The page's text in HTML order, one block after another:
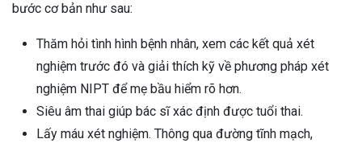
bước cơ bản như sau:
Thăm hỏi tình hình bệnh nhân, xem các kết quả xét
nghiệm trước đó và giải thích kỹ về phương pháp xét
nghiệm NIPT để mẹ bầu hiểm rõ hơn.
Siêu âm thai giúp bác sĩ xác định được tuổi thai.
Lấy máu xét nghiệm. Thông qua đường tĩnh mạch,